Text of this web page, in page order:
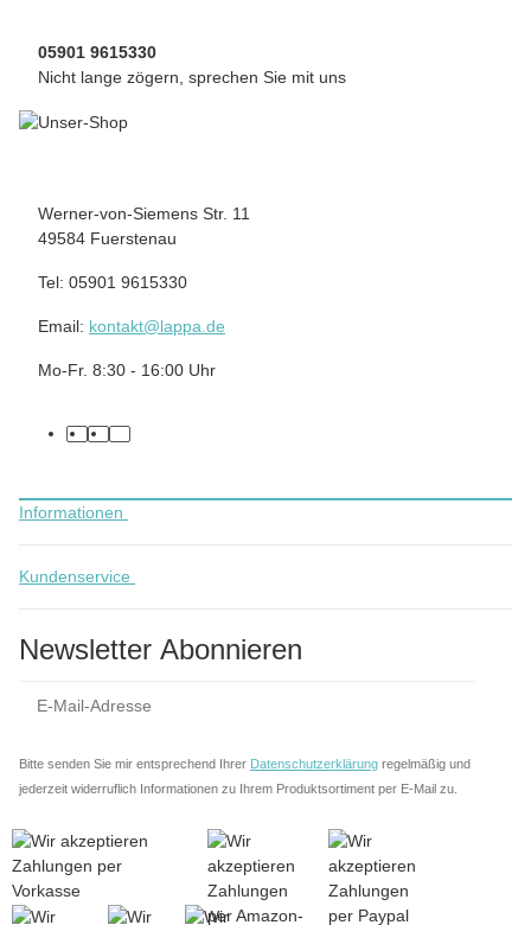
05901 9615330
Nicht lange zögern, sprechen Sie mit uns
Werner-von-Siemens Str. 11
49584 Fuerstenau
Tel: 05901 9615330
Email: kontakt@lappa.de
Mo-Fr. 8:30 - 16:00 Uhr
facebook
instagram
tiktok
Informationen
Kundenservice
Newsletter Abonnieren
Bitte senden Sie mir entsprechend Ihrer Datenschutzerklärung regelmäßig und
jederzeit widerruflich Informationen zu Ihrem Produktsortiment per E-Mail zu.